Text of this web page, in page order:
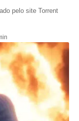
pelo site Torrent